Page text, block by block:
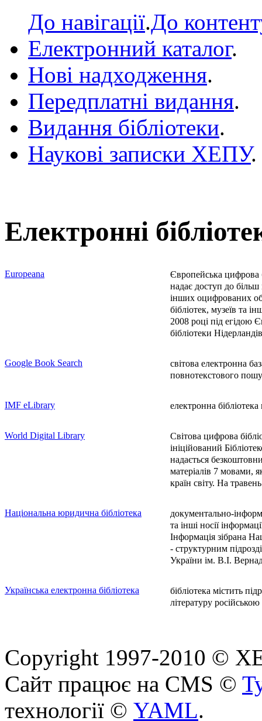
До навігації.До
Електронний каталог.
Нові надходження.
Передплатні видання.
Видання бібліотеки.
Наукові записки ХЕПУ.
Електронні
Europeana
Європейська цифрова
надає доступ до більш
інших оцифрованих
бібліотек, музеїв та
2008 році під егідою
бібліотеки
Google Book Search
світова електронна
повнотекстового
IMF eLibrary електронна
World Digital Library
Світова цифрова
ініційований
надається
матеріалів 7 мовами,
країн світу. На
Національна юридична бібліотека
документально-
та інші носії
Інформація зібрана
- структурним
України ім. В.І.
Українська електронна бібліотека
бібліотека містить
літературу
Copyright 1997-2010 ©
Сайт працює на CMS ©
технології © YAML.